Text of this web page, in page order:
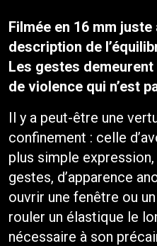
Filmée en 16 mm
description de
Les gestes
de violence qui n’est
Il y a peut-être une
confinement : celle
plus simple
gestes, d’apparence
ouvrir une fenêtre ou
rouler un élastique le
nécessaire à son